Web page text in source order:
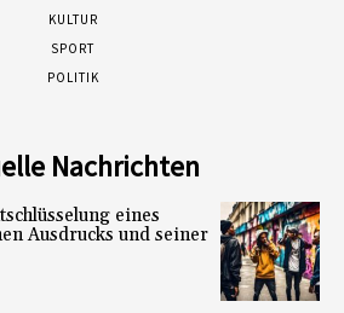
KULTUR
SPORT
POLITIK
Nachrichten
eines
Ausdrucks und seiner